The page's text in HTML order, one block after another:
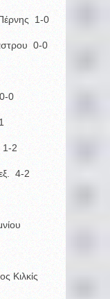
1-0
0-0
0
1-2
4-2
Κιλκίς